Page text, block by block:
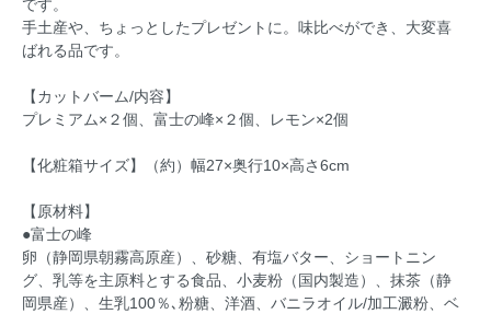
です。
手土産や、ちょっとしたプレゼントに。味比べができ、大変喜
ばれる品です。
【カットバーム/内容】
プレミアム×２個、富士の峰×２個、レモン×2個
【化粧箱サイズ】（約）幅27×奥行10×高さ6cm
【原材料】
●富士の峰
卵（静岡県朝霧高原産）、砂糖、有塩バター、ショートニン
グ、乳等を主原料とする食品、小麦粉（国内製造）、抹茶（静
岡県産）、生乳100％､粉糖、洋酒、バニラオイル/加工澱粉、ベ